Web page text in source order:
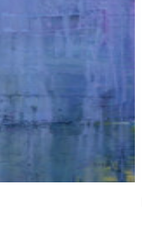
et conditions